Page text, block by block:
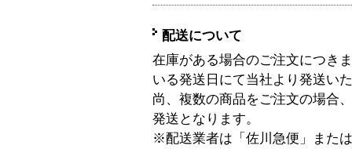
配送について
在庫がある場合のご注文につき
いる発送日にて当社より発送い
尚、複数の商品をご注文の場合
発送となります。
※配送業者は「佐川急便」また